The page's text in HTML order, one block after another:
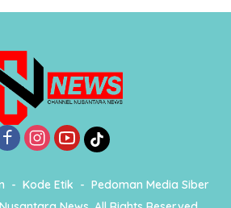
Kode Etik
Pedoman Media Siber